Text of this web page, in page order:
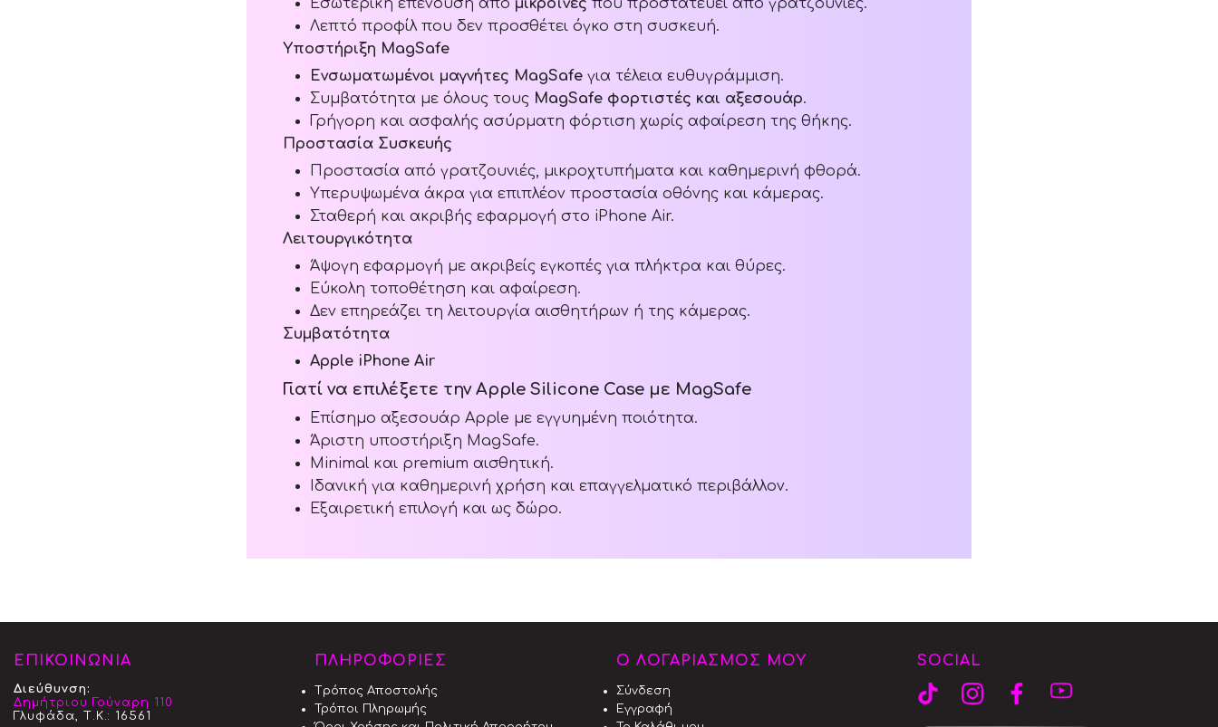
Εσωτερική επένδυση από μικροΐνες που προστατεύει από γρατζουνιές.
Λεπτό προφίλ που δεν προσθέτει όγκο στη συσκευή.
Υποστήριξη MagSafe
Ενσωματωμένοι μαγνήτες MagSafe για τέλεια ευθυγράμμιση.
Συμβατότητα με όλους τους MagSafe φορτιστές και αξεσουάρ.
Γρήγορη και ασφαλής ασύρματη φόρτιση χωρίς αφαίρεση της θήκης.
Προστασία Συσκευής
Προστασία από γρατζουνιές, μικροχτυπήματα και καθημερινή φθορά.
Υπερυψωμένα άκρα για επιπλέον προστασία οθόνης και κάμερας.
Σταθερή και ακριβής εφαρμογή στο iPhone Air.
Λειτουργικότητα
Άψογη εφαρμογή με ακριβείς εγκοπές για πλήκτρα και θύρες.
Εύκολη τοποθέτηση και αφαίρεση.
Δεν επηρεάζει τη λειτουργία αισθητήρων ή της κάμερας.
Συμβατότητα
Apple iPhone Air
Γιατί να επιλέξετε την Apple Silicone Case με MagSafe
Επίσημο αξεσουάρ Apple με εγγυημένη ποιότητα.
Άριστη υποστήριξη MagSafe.
Minimal και premium αισθητική.
Ιδανική για καθημερινή χρήση και επαγγελματικό περιβάλλον.
Εξαιρετική επιλογή και ως δώρο.
ΕΠΙΚΟΙΝΩΝΙΑ
Διεύθυνση:
Δημήτριου Γούναρη 110
Γλυφάδα, Τ.Κ.: 16561
ΠΛΗΡΟΦΟΡΙΕΣ
Tρόπος Aποστολής
Τρόποι Πληρωμής
Ο ΛΟΓΑΡΙΑΣΜΟΣ ΜΟΥ
Σύνδεση
Εγγραφή
SOCIAL